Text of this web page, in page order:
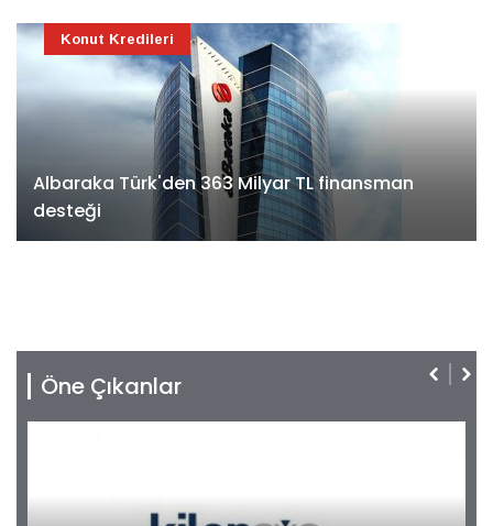
Albaraka Türk'den 363 Milyar TL finansman
desteği
Konut Kredileri
Öne Çıkanlar